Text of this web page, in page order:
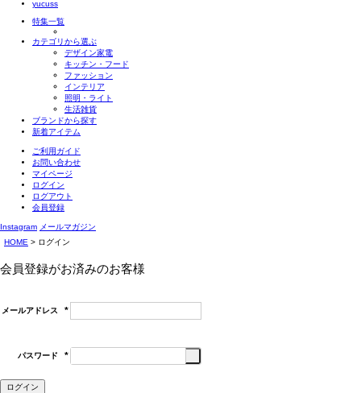
yucuss
特集一覧
カテゴリから選ぶ
デザイン家電
キッチン・フード
ファッション
インテリア
照明・ライト
生活雑貨
ブランドから探す
新着アイテム
ご利用ガイド
お問い合わせ
マイページ
ログイン
ログアウト
会員登録
Instagram メールマガジン
HOME
ログイン
会員登録がお済みのお客様
メールアドレス
(必
パスワード
ログイン